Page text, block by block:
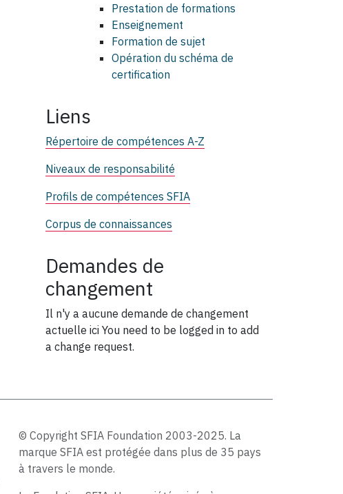
Prestation de formations
Enseignement
Formation de sujet
Opération du schéma de
certification
Liens
Répertoire de compétences A-Z
Niveaux de responsabilité
Profils de compétences SFIA
Corpus de connaissances
Demandes de
changement
Il n'y a aucune demande de changement
actuelle ici You need to be logged in to add
a change request.
© Copyright SFIA Foundation 2003-2025. La
marque SFIA est protégée dans plus de 35 pays
à travers le monde.